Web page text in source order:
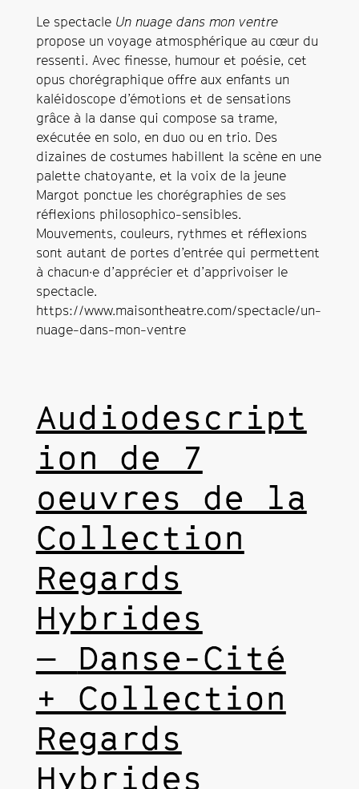
Le spectacle Un nuage dans mon ventre
propose un voyage atmosphérique au cœur du
ressenti. Avec finesse, humour et poésie, cet
opus chorégraphique offre aux enfants un
kaléidoscope d’émotions et de sensations
grâce à la danse qui compose sa trame,
exécutée en solo, en duo ou en trio. Des
dizaines de costumes habillent la scène en une
palette chatoyante, et la voix de la jeune
Margot ponctue les chorégraphies de ses
réflexions philosophico-sensibles.
Mouvements, couleurs, rythmes et réflexions
sont autant de portes d’entrée qui permettent
à chacun·e d’apprécier et d’apprivoiser le
spectacle.
https://www.maisontheatre.com/spectacle/un-
nuage-dans-mon-ventre
Audiodescript
ion de 7
oeuvres de la
Collection
Regards
Hybrides
— Danse-Cité
+ Collection
Regards
Hybrides